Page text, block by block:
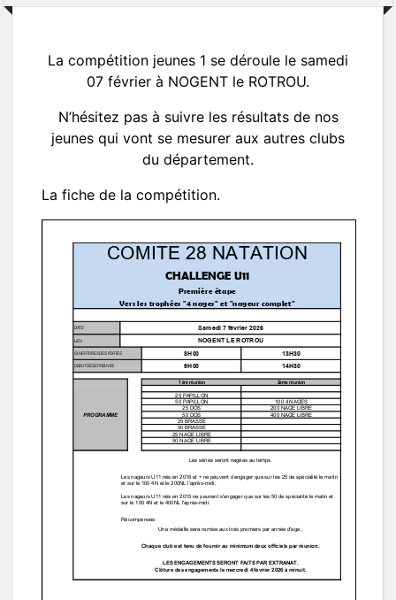
La compétition jeunes 1 se déroule le samedi
07 février à NOGENT le ROTROU.
N’hésitez pas à suivre les résultats de nos
jeunes qui vont se mesurer aux autres clubs
du département.
La fiche de la compétition.